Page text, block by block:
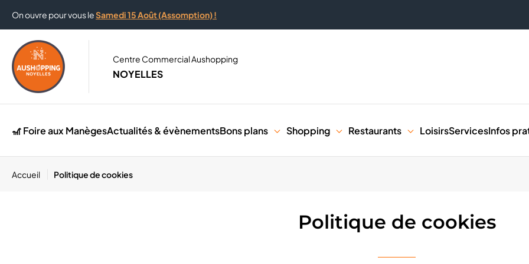
On ouvre pour vous leSamedi 15 Août (Assomption) !
Centre Commercial Aushopping
NOYELLES
🎢 Foire aux ManègesActualités & évènementsBons plans Shopping Restaurants LoisirsServicesInfos
Accueil Politique de cookies
Politique de cookies